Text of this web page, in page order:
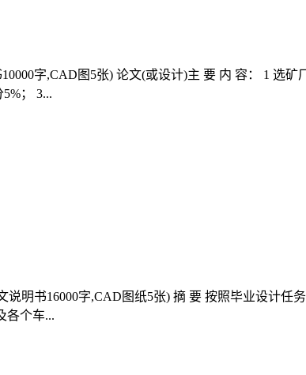
字,CAD图5张) 论文(或设计)主 要 内 容： 1 选矿
； 3...
明书16000字,CAD图纸5张) 摘 要 按照毕业设计任
各个车...